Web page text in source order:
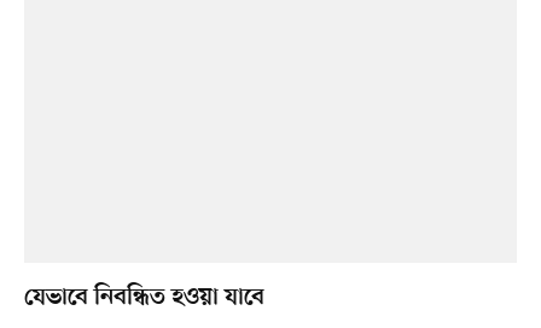
যেভাবে নিবন্ধিত হওয়া যাবে